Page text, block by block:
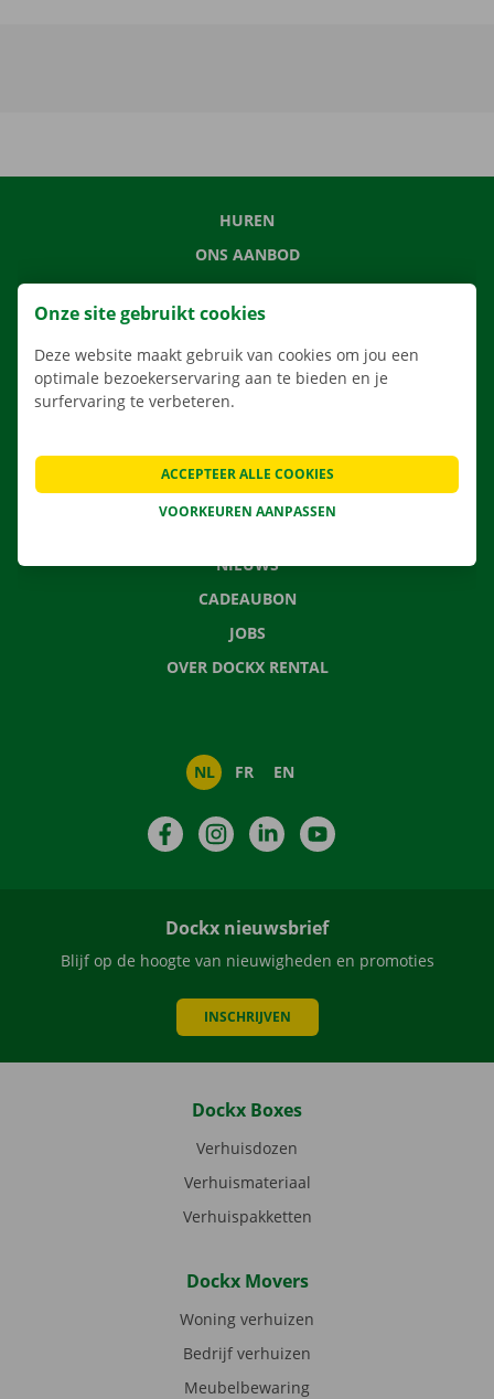
HUREN
ONS AANBOD
ONZE DIENSTEN
LOCATIES
APP
VERHUISOPLOSSINGEN
CONTACTEER ONS
NIEUWS
CADEAUBON
JOBS
OVER DOCKX RENTAL
NL FR EN
FacebookInstagramLinkedIn
Dockx nieuwsbrief
Blijf op de hoogte van nieuwigheden en promoties
INSCHRIJVEN
Dockx Boxes
Verhuisdozen
Verhuismateriaal
Verhuispakketten
Dockx Movers
Woning verhuizen
Bedrijf verhuizen
Meubelbewaring
Onze site gebruikt cookies
Deze website maakt gebruik van cookies om jou een
optimale bezoekerservaring aan te bieden en je
surfervaring te verbeteren.
VOORKEUREN AANPASSEN
ACCEPTEER ALLE COOKIES